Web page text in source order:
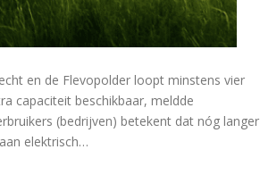
en de Flevopolder loopt minstens vier
capaciteit beschikbaar, meldde
(bedrijven) betekent dat nóg langer
elektrisch…